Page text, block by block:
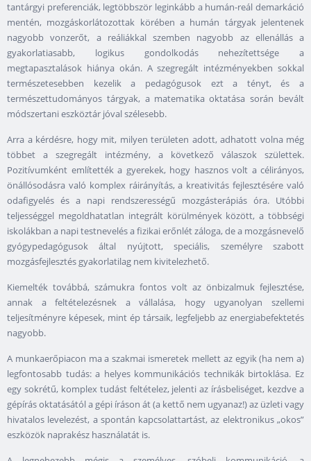
tantárgyi preferenciák, legtöbbször leginkább a humán-reál demarkáció
mentén, mozgáskorlátozottak körében a humán tárgyak jelentenek
nagyobb vonzerőt, a reáliákkal szemben nagyobb az ellenállás a
gyakorlatiasabb, logikus gondolkodás nehezítettsége a
megtapasztalások hiánya okán. A szegregált intézményekben sokkal
természetesebben kezelik a pedagógusok ezt a tényt, és a
természettudományos tárgyak, a matematika oktatása során bevált
módszertani eszköztár jóval szélesebb.
Arra a kérdésre, hogy mit, milyen területen adott, adhatott volna még
többet a szegregált intézmény, a következő válaszok születtek.
Pozitívumként említették a gyerekek, hogy hasznos volt a célirányos,
önállósodásra való komplex ráirányítás, a kreativitás fejlesztésére való
odafigyelés és a napi rendszerességű mozgásterápiás óra. Utóbbi
teljességgel megoldhatatlan integrált körülmények között, a többségi
iskolákban a napi testnevelés a fizikai erőnlét záloga, de a mozgásnevelő
gyógypedagógusok által nyújtott, speciális, személyre szabott
mozgásfejlesztés gyakorlatilag nem kivitelezhető.
Kiemelték továbbá, számukra fontos volt az önbizalmuk fejlesztése,
annak a feltételezésnek a vállalása, hogy ugyanolyan szellemi
teljesítményre képesek, mint ép társaik, legfeljebb az energiabefektetés
nagyobb.
A munkaerőpiacon ma a szakmai ismeretek mellett az egyik (ha nem a)
legfontosabb tudás: a helyes kommunikációs technikák birtoklása. Ez
egy sokrétű, komplex tudást feltételez, jelenti az írásbeliséget, kezdve a
gépírás oktatásától a gépi íráson át (a kettő nem ugyanaz!) az üzleti vagy
hivatalos levelezést, a spontán kapcsolattartást, az elektronikus „okos”
eszközök naprakész használatát is.